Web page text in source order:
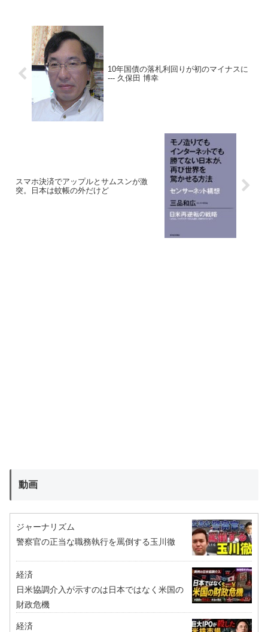
10年国債の落札利回りが初のマイナスに
--- 久保田 博幸
スマホ決済でアップルとサムスンが激
突。日本は蚊帳の外だけど
動画
ジャーナリズム
警察官の正当な職務執行を罵倒する玉川徹
経済
日米協調介入が示すのは日本ではなく米国の
財政危機
経済